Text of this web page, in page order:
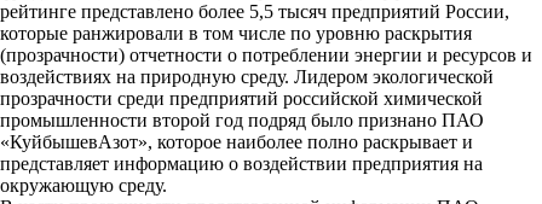
рейтинге представлено более 5,5 тысяч предприятий России,
которые ранжировали в том числе по уровню раскрытия
(прозрачности) отчетности о потреблении энергии и ресурсов и
воздействиях на природную среду. Лидером экологической
прозрачности среди предприятий российской химической
промышленности второй год подряд было признано ПАО
«КуйбышевАзот», которое наиболее полно раскрывает и
представляет информацию о воздействии предприятия на
окружающую среду.